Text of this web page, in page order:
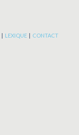
| LEXIQUE | CONTACT